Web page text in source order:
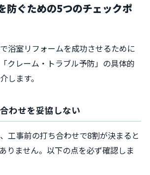
防ぐための5つのチェックポ
浴室リフォームを成功させるために
クレーム・トラブル予防」の具体的
します。
わせを妥協しない
工事前の打ち合わせで8割が決まると
りません。以下の点を必ず確認しま